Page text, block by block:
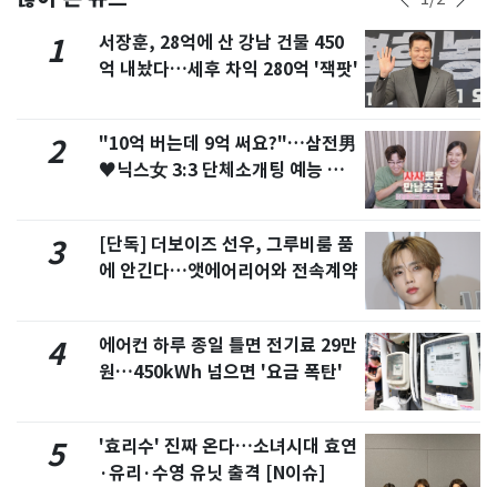
1
서장훈, 28억에 산 강남 건물 450
억 내놨다…세후 차익 280억 '잭팟'
2
"10억 버는데 9억 써요?"…삼전男
♥닉스女 3:3 단체소개팅 예능 화
3
[단독] 더보이즈 선우, 그루비룸 품
에 안긴다…앳에어리어와 전속계약
4
에어컨 하루 종일 틀면 전기료 29만
원…450kWh 넘으면 '요금 폭탄'
5
'효리수' 진짜 온다…소녀시대 효연
·유리·수영 유닛 출격 [N이슈]